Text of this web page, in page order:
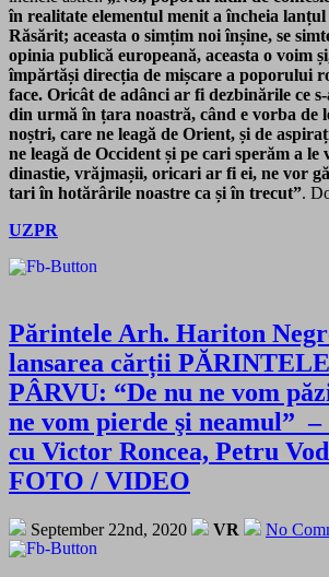
în realitate elementul menit a încheia
Răsărit; aceasta o simțim noi înșine, se
opinia publică europeană, aceasta o voim
împărtăși direcția de mișcare a poporului
face. Oricât de adânci ar fi dezbinările ce
din urmă în țara noastră, când e vorba de
noștri, care ne leagă de Orient, și de
ne leagă de Occident și pe cari sperăm a le
dinastie, vrăjmașii, oricari ar fi ei, ne vor
tari în hotărârile noastre ca și în trecut”.
UZPR
Părintele Arh. Hariton
lansarea cărții
PÂRVU: “De nu ne vom
ne vom pierde şi neamul”
cu Victor Roncea, Petru
FOTO / VIDEO
September 22nd, 2020 VR No